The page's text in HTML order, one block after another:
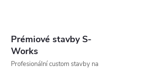
Prémiové stavby S-
Works
Profesionální custom stavby na